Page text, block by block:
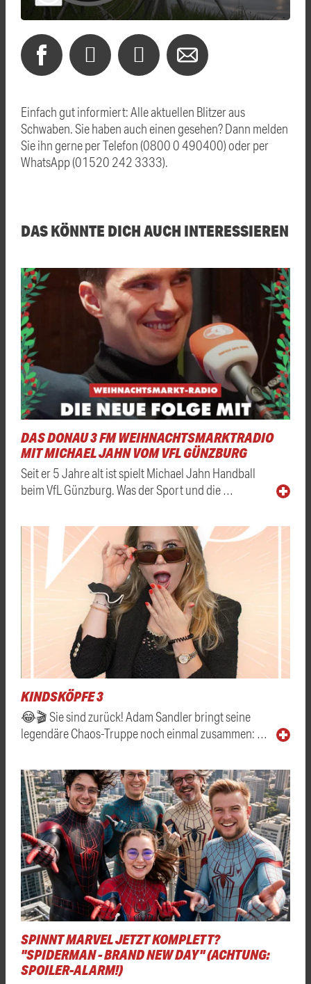
Einfach gut informiert: Alle aktuellen Blitzer aus
Schwaben. Sie haben auch einen gesehen? Dann melden
Sie ihn gerne per Telefon (0800 0 490400) oder per
WhatsApp (01520 242 3333).
DAS KÖNNTE DICH AUCH INTERESSIEREN
DAS DONAU 3 FM WEIHNACHTSMARKTRADIO
MIT MICHAEL JAHN VOM VFL GÜNZBURG
Seit er 5 Jahre alt ist spielt Michael Jahn Handball
beim VfL Günzburg. Was der Sport und die …
KINDSKÖPFE 3
😂🎬 Sie sind zurück! Adam Sandler bringt seine
legendäre Chaos-Truppe noch einmal zusammen: …
SPINNT MARVEL JETZT KOMPLETT?
"SPIDERMAN - BRAND NEW DAY" (ACHTUNG:
SPOILER-ALARM!)